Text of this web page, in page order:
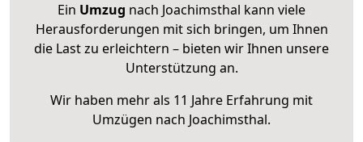
Ein Umzug nach Joachimsthal kann viele
Herausforderungen mit sich bringen, um Ihnen
die Last zu erleichtern – bieten wir Ihnen unsere
Unterstützung an.
Wir haben mehr als 11 Jahre Erfahrung mit
Umzügen nach Joachimsthal.